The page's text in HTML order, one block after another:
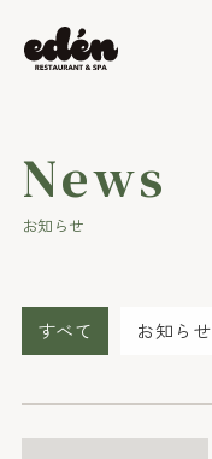
News
お知らせ
すべて お知らせ